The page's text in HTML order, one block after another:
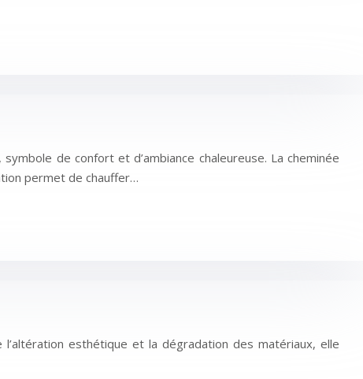
de confort et d’ambiance chaleureuse. La cheminée
permet de chauffer…
esthétique et la dégradation des matériaux, elle